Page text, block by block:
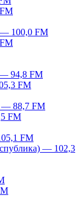
— 100,0 FM
— 94,8 FM
FM
— 88,7 FM
FM
FM
— 102,3